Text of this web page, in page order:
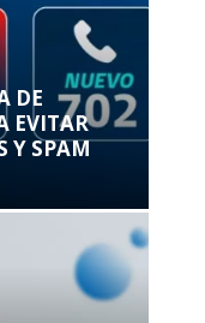
DE
EVITAR
Y SPAM